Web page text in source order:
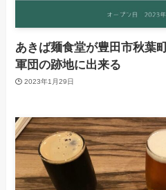
あきば麺食堂が豊田市秋葉
軍団の跡地に出来る
2023年1月29日